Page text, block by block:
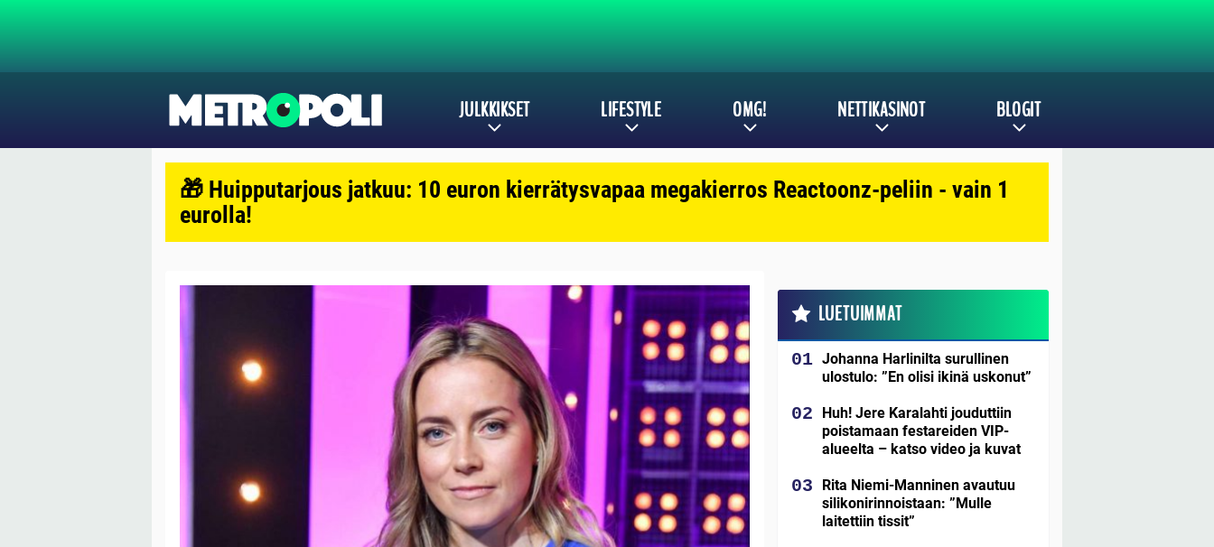
JULKKIKSET LIFESTYLE OMG! NETTIKASINOT BLOGIT
🎁 Huipputarjous jatkuu: 10 euron kierrätysvapaa megakierros Reactoonz-peliin - vain 1
eurolla!
LUETUIMMAT
Johanna Harlinilta surullinen
ulostulo: ”En olisi ikinä uskonut”
Huh! Jere Karalahti jouduttiin
poistamaan festareiden VIP-
alueelta – katso video ja kuvat
Rita Niemi-Manninen avautuu
silikonirinnoistaan: ”Mulle
laitettiin tissit”